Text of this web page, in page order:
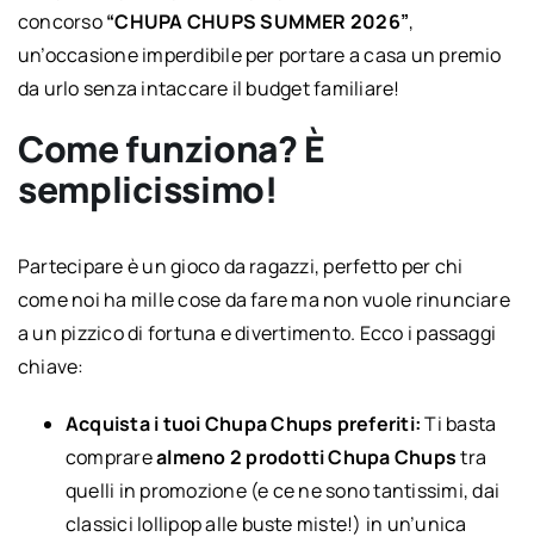
concorso“CHUPA CHUPS SUMMER 2026”,
un’occasione imperdibile per portare a casa un premio
da urlo senza intaccare il budget familiare!
Come funziona? È
semplicissimo!
Partecipare è un gioco da ragazzi, perfetto per chi
come noi ha mille cose da fare ma non vuole rinunciare
a un pizzico di fortuna e divertimento. Ecco i passaggi
chiave:
Acquista i tuoi Chupa Chups preferiti:Ti basta
comprarealmeno 2 prodotti Chupa Chupstra
quelli in promozione (e ce ne sono tantissimi, dai
classici lollipop alle buste miste!) in un’unica